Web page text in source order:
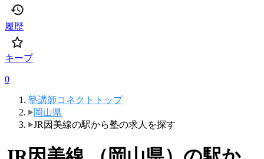
履歴
キープ
0
塾講師コネクトトップ
岡山県
JR因美線の駅から塾の求人を探す